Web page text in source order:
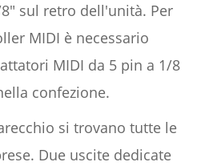
sul retro dell'unità. Per
MIDI è necessario
MIDI da 5 pin a 1/8
confezione.
si trovano tutte le
Due uscite dedicate